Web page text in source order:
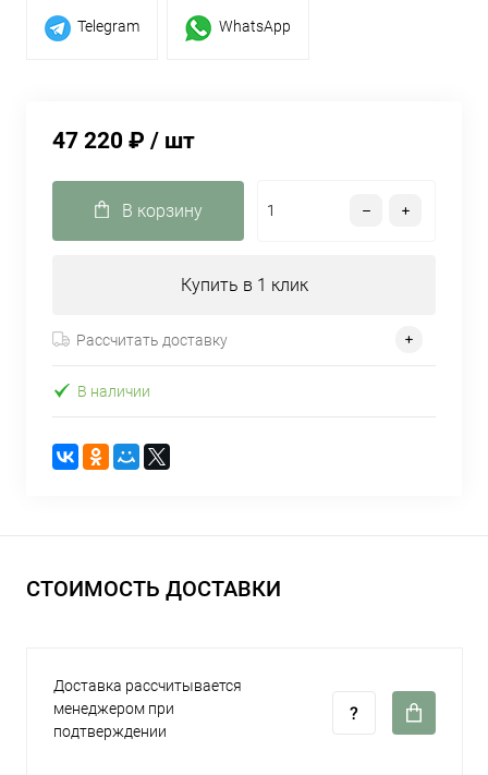
Telegram WhatsApp
47 220 ₽ / шт
В корзину
Купить в 1 клик
Рассчитать доставку
В наличии
СТОИМОСТЬ ДОСТАВКИ
Доставка рассчитывается
менеджером при
подтверждении